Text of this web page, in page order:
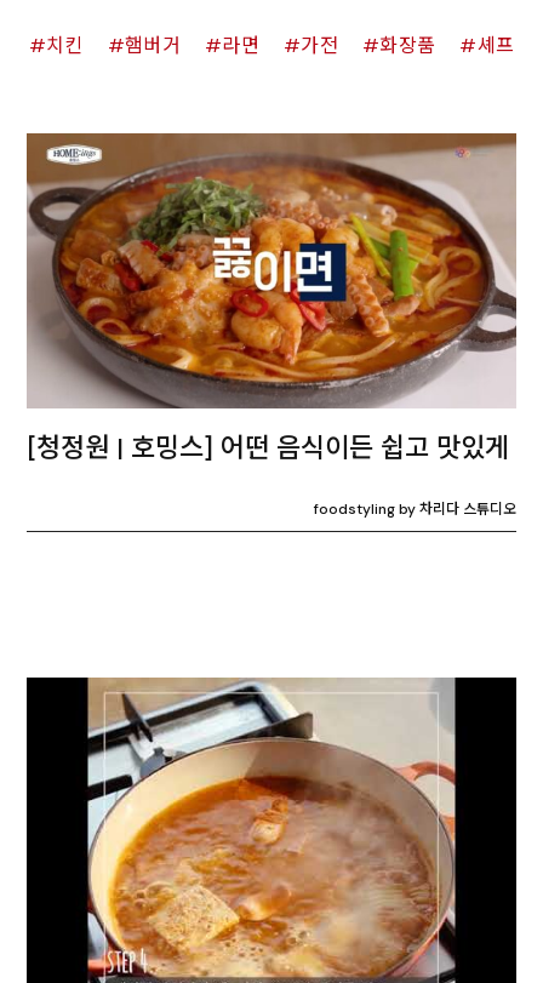
치킨 햄버거 라면 가전 화장품 셰프
[청정원 | 호밍스] 어떤 음식이든 쉽고 맛있게
foodstyling by 차리다 스튜디오